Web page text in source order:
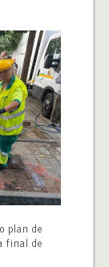
plan de
final de